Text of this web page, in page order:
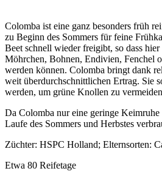
Colomba ist eine ganz besonders früh
zu Beginn des Sommers für feine
Beet schnell wieder freigibt, so dass
Möhrchen, Bohnen, Endivien, Fenchel
werden können. Colomba bringt dank
weit überdurchschnittlichen Ertrag. Sie
werden, um grüne Knollen zu
Da Colomba nur eine geringe
Laufe des Sommers und Herbstes
Züchter: HSPC Holland; Elternsorten:
Etwa 80 Reifetage